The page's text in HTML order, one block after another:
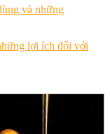
lợi ích đối với